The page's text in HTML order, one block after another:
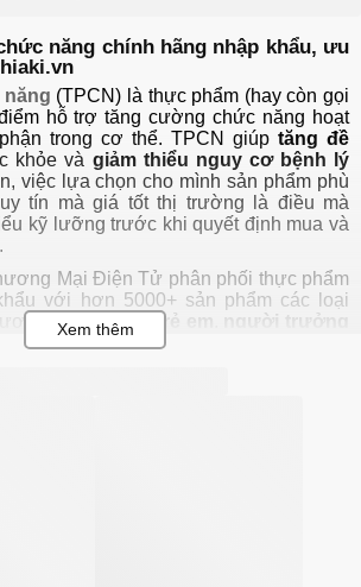
năng chính hãng nhập khẩu, ưu
(TPCN) là thực phẩm (hay còn gọi
hỗ trợ tăng cường chức năng hoạt
trong cơ thể. TPCN giúp tăng đề
khỏe và giảm thiểu nguy cơ bệnh lý
việc lựa chọn cho mình sản phẩm phù
tín mà giá tốt thị trường là điều mà
kỹ lưỡng trước khi quyết định mua và
Mại Điện Tử phân phối thực phẩm
với hơn 5000+ sản phẩm các loại
nam ,nữ trẻ em
người trưởng
à, với đầy đủ các dạng sản phẩm từ